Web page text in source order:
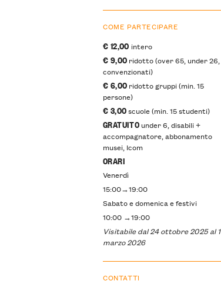
COME PARTECIPARE
€ 12,00 intero
€ 9,00 ridotto (over 65, under 26,
convenzionati)
€ 6,00 ridotto gruppi (min. 15
persone)
€ 3,00scuole (min. 15 studenti)
GRATUITO under 6, disabili +
accompagnatore, abbonamento
musei, Icom
ORARI
Venerdì
15:00→19:00
Sabato e domenica e festivi
10:00 →19:00
Visitabile dal 24 ottobre 2025 al 1
marzo 2026
CONTATTI